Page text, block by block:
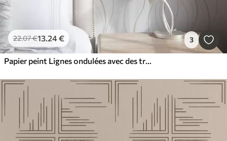
22.07€13.24€ 3
Papier peint Lignes ondulées avec des traits supplémentaires dans un style moderne